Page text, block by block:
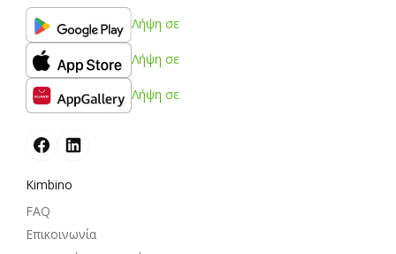
Λήψη σε
Λήψη σε
Λήψη σε
Kimbino
FAQ
Επικοινωνία